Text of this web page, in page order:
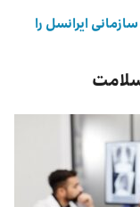
ایرانسل را